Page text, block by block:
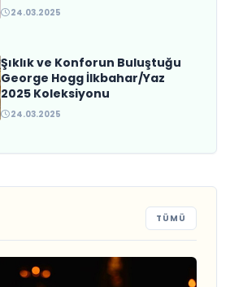
24.03.2025
Şıklık ve Konforun Buluştuğu
George Hogg İlkbahar/Yaz
2025 Koleksiyonu
24.03.2025
TÜMÜ